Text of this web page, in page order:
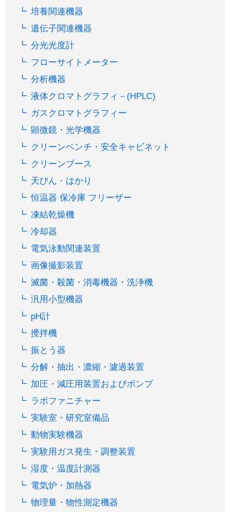
培養関連機器
遺伝子関連機器
分光光度計
フローサイトメーター
分析機器
液体クロマトグラフィ－(HPLC)
ガスクロマトグラフィー
顕微鏡・光学機器
クリーンベンチ・安全キャビネット
クリーンブース
天びん・はかり
恒温器 保冷庫 フリーザー
凍結乾燥機
冷却器
電気泳動関連装置
画像撮影装置
滅菌・殺菌・消毒機器・洗浄機
汎用小型機器
pH計
攪拌機
振とう器
分解・抽出・濃縮・濾過装置
加圧・減圧用装置およびポンプ
ラボファニチャー
実験室・研究室備品
動物実験機器
実験用ガス発生・調整装置
湿度・温度計測器
電気炉・加熱器
物理量・物性測定機器